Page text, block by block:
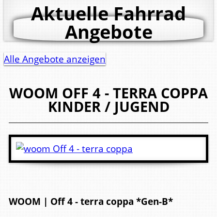
Aktuelle Fahrrad
Angebote
Alle Angebote anzeigen
WOOM OFF 4 - TERRA COPPA
KINDER / JUGEND
WOOM | Off 4 - terra coppa *Gen-B*